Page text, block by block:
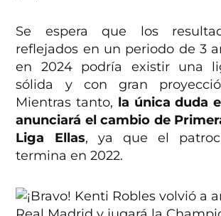
Se espera que los
reflejados en un periodo de 3
en 2024 podría existir una
sólida y con gran
Mientras tanto, la única duda
anunciará el cambio de
Liga Ellas, ya que el
termina en 2022.